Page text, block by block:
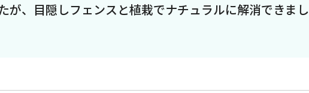
が、目隠しフェンスと植栽でナチュラルに解消できまし